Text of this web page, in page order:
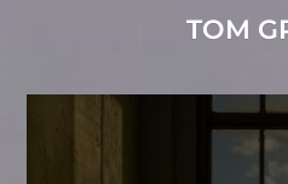
TOM